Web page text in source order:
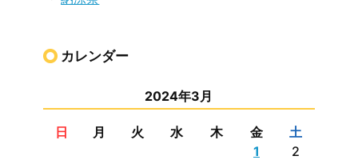
カレンダー
2024年3月
日 月 火 水 木 金
土
1
2